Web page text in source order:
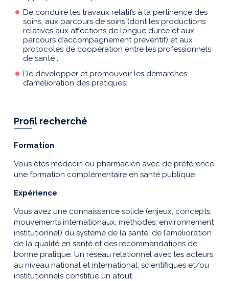
De conduire les travaux relatifs à la pertinence des
soins, aux parcours de soins (dont les productions
relatives aux affections de longue durée et aux
parcours d’accompagnement préventif) et aux
protocoles de coopération entre les professionnels
de santé ;
De développer et promouvoir les démarches
d’amélioration des pratiques.
Profil recherché
Formation
Vous êtes médecin ou pharmacien avec de préférence
une formation complémentaire en santé publique.
Expérience
Vous avez une connaissance solide (enjeux, concepts,
mouvements internationaux, méthodes, environnement
institutionnel) du système de la santé, de l’amélioration
de la qualité en santé et des recommandations de
bonne pratique. Un réseau relationnel avec les acteurs
au niveau national et international, scientifiques et/ou
institutionnels constitue un atout.